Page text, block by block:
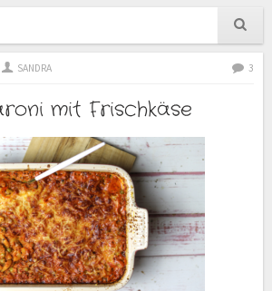
SANDRA 3
mit Frischkäse